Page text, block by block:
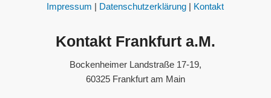
Impressum | Datenschutzerklärung | Kontakt
Kontakt Frankfurt a.M.
Bockenheimer Landstraße 17-19,
60325 Frankfurt am Main